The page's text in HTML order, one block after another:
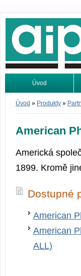
Úvod
Vyhledávání
Úvod » Produkty »
American
Americká
1899. Kromě
Dostupné
American
American
ALL)